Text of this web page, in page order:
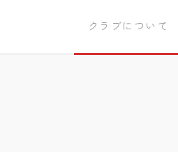
クラブについて